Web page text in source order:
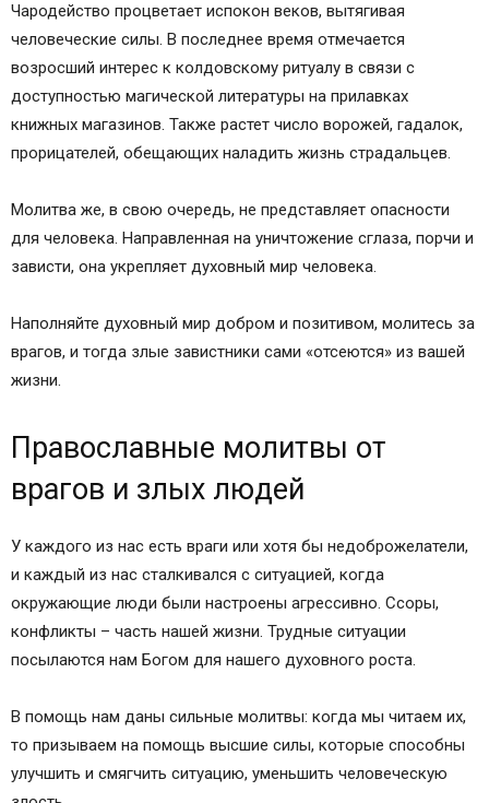
Чародейство процветает испокон веков, вытягивая
человеческие силы. В последнее время отмечается
возросший интерес к колдовскому ритуалу в связи с
доступностью магической литературы на прилавках
книжных магазинов. Также растет число ворожей, гадалок,
прорицателей, обещающих наладить жизнь страдальцев.
Молитва же, в свою очередь, не представляет опасности
для человека. Направленная на уничтожение сглаза, порчи и
зависти, она укрепляет духовный мир человека.
Наполняйте духовный мир добром и позитивом, молитесь за
врагов, и тогда злые завистники сами «отсеются» из вашей
жизни.
Православные молитвы от
врагов и злых людей
У каждого из нас есть враги или хотя бы недоброжелатели,
и каждый из нас сталкивался с ситуацией, когда
окружающие люди были настроены агрессивно. Ссоры,
конфликты – часть нашей жизни. Трудные ситуации
посылаются нам Богом для нашего духовного роста.
В помощь нам даны сильные молитвы: когда мы читаем их,
то призываем на помощь высшие силы, которые способны
улучшить и смягчить ситуацию, уменьшить человеческую